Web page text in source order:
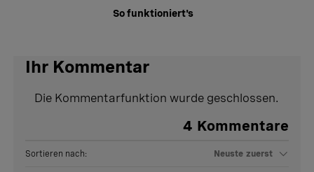
So funktioniert's
Ihr Kommentar
Die Kommentarfunktion wurde geschlossen.
4 Kommentare
Sortieren nach: Neuste zuerst